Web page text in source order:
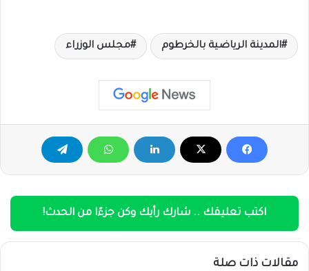
المدينة الرياضية بالخرطوم مجلس الوزراء
اكتب تعليقك .. شارك رأيك وكن جزءًا من الحدث!
مقالات ذات صلة